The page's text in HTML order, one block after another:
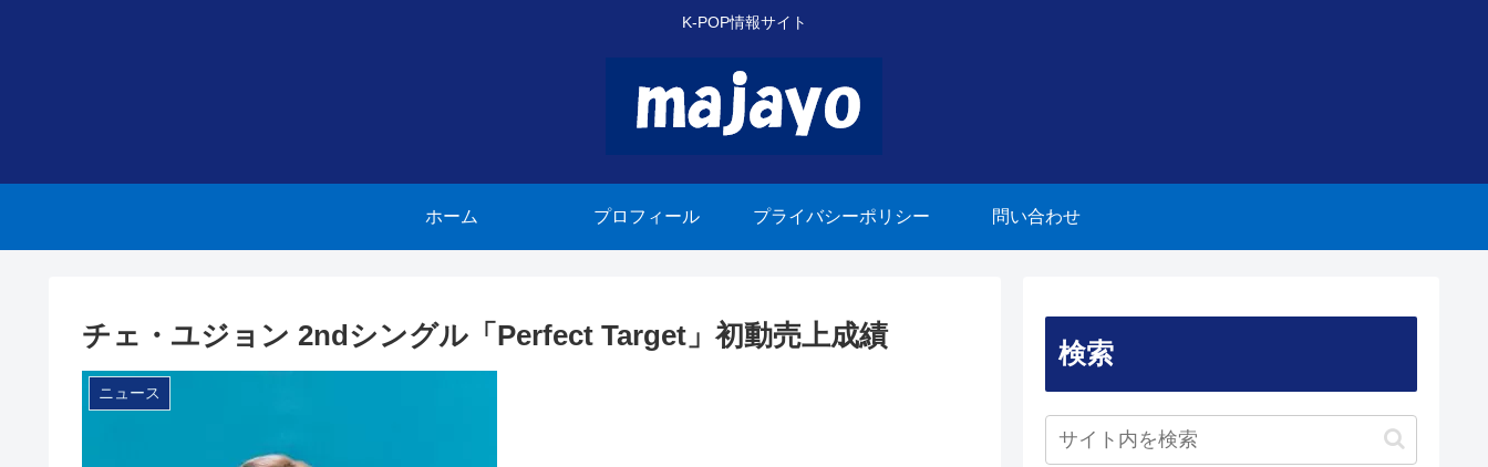
K-POP情報サイト
ホーム プロフィール プライバシーポリシー 問い合わせ
チェ・ユジョン 2ndシングル「Perfect Target」初動売上成績
ニュース
検索